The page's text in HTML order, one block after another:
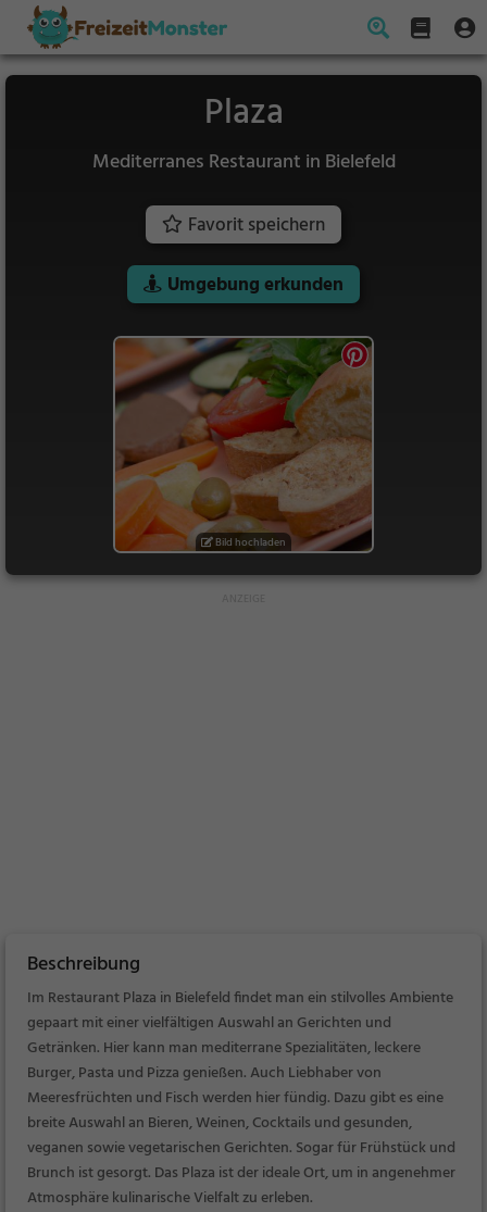
Plaza
Mediterranes Restaurant in Bielefeld
Favorit speichern
Umgebung erkunden
Bild hochladen
Beschreibung
Im Restaurant Plaza in Bielefeld findet man ein stilvolles Ambiente
gepaart mit einer vielfältigen Auswahl an Gerichten und
Getränken. Hier kann man mediterrane Spezialitäten, leckere
Burger, Pasta und Pizza genießen. Auch Liebhaber von
Meeresfrüchten und Fisch werden hier fündig. Dazu gibt es eine
breite Auswahl an Bieren, Weinen, Cocktails und gesunden,
veganen sowie vegetarischen Gerichten. Sogar für Frühstück und
Brunch ist gesorgt. Das Plaza ist der ideale Ort, um in angenehmer
Atmosphäre kulinarische Vielfalt zu erleben.